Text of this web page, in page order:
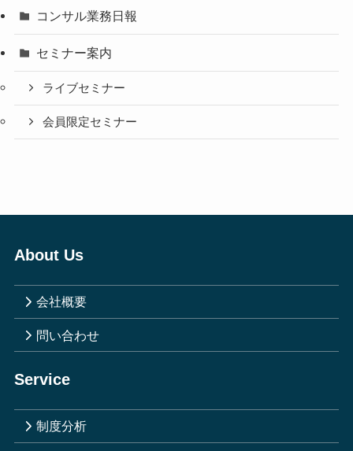
コンサル業務日報
セミナー案内
ライブセミナー
会員限定セミナー
About Us
会社概要
問い合わせ
Service
制度分析